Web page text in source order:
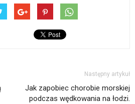
Następny artykuł
Jak zapobiec chorobie morskiej
podczas wędkowania na łodzi.